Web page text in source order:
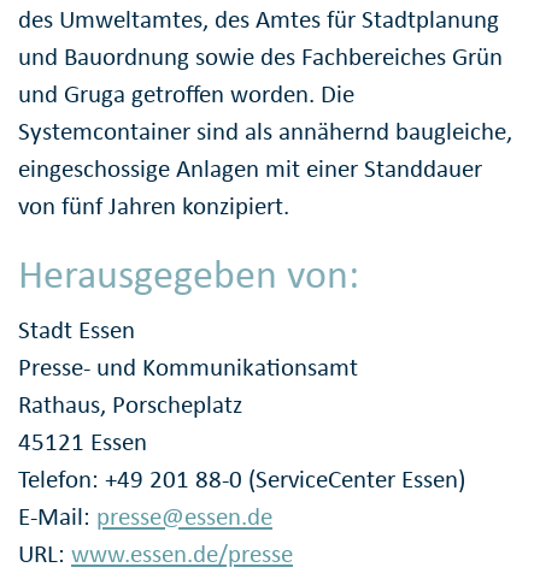
des Umweltamtes, des Amtes für Stadtplanung
und Bauordnung sowie des Fachbereiches Grün
und Gruga getroffen worden. Die
Systemcontainer sind als annähernd baugleiche,
eingeschossige Anlagen mit einer Standdauer
von fünf Jahren konzipiert.
Herausgegeben von:
Stadt Essen
Presse- und Kommunikationsamt
Rathaus, Porscheplatz
45121 Essen
Telefon: +49 201 88-0 (ServiceCenter Essen)
E-Mail: presse@essen.de
URL: www.essen.de/presse